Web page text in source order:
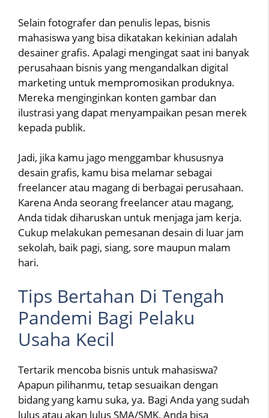
Selain fotografer dan penulis lepas, bisnis
mahasiswa yang bisa dikatakan kekinian adalah
desainer grafis. Apalagi mengingat saat ini banyak
perusahaan bisnis yang mengandalkan digital
marketing untuk mempromosikan produknya.
Mereka menginginkan konten gambar dan
ilustrasi yang dapat menyampaikan pesan merek
kepada publik.
Jadi, jika kamu jago menggambar khususnya
desain grafis, kamu bisa melamar sebagai
freelancer atau magang di berbagai perusahaan.
Karena Anda seorang freelancer atau magang,
Anda tidak diharuskan untuk menjaga jam kerja.
Cukup melakukan pemesanan desain di luar jam
sekolah, baik pagi, siang, sore maupun malam
hari.
Tips Bertahan Di Tengah
Pandemi Bagi Pelaku
Usaha Kecil
Tertarik mencoba bisnis untuk mahasiswa?
Apapun pilihanmu, tetap sesuaikan dengan
bidang yang kamu suka, ya. Bagi Anda yang sudah
lulus atau akan lulus SMA/SMK, Anda bisa